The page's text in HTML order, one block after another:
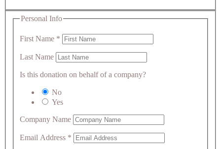
Personal Info
First Name *
Last Name
Is this donation on behalf of a company?
No
Yes
Company Name
Email Address *